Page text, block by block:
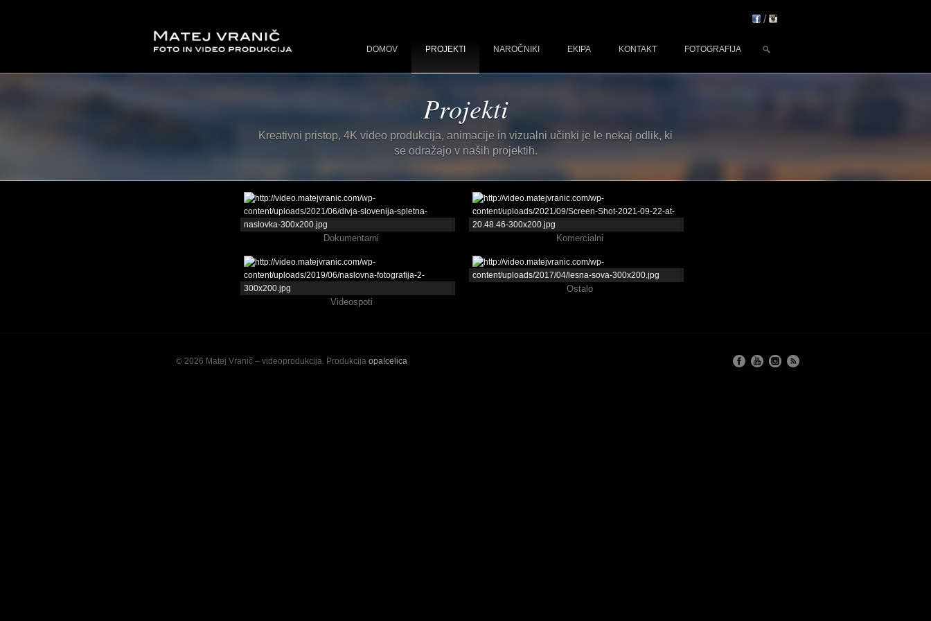
/
DOMOV PROJEKTI NAROČNIKI EKIPA KONTAKT FOTOGRAFIJA
Projekti
Kreativni pristop, 4K video produkcija, animacije in vizualni učinki je le nekaj odlik, ki
se odražajo v naših projektih.
Dokumentarni Komercialni
Videospoti
Ostalo
© 2026 Matej Vranič – videoprodukcija. Produkcija opa!celica